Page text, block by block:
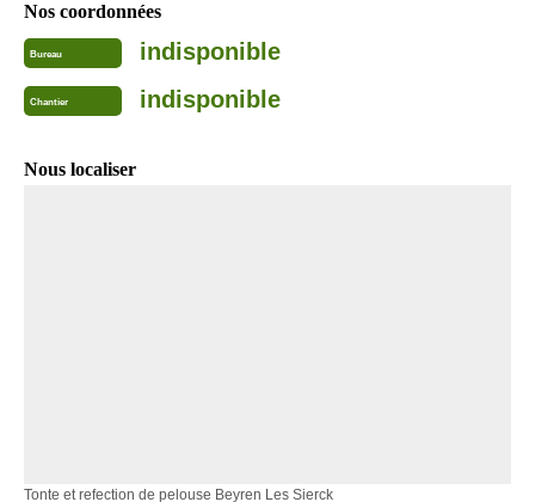
Nos coordonnées
Bureau indisponible
Chantier indisponible
Nous localiser
Tonte et refection de pelouse Beyren Les Sierck